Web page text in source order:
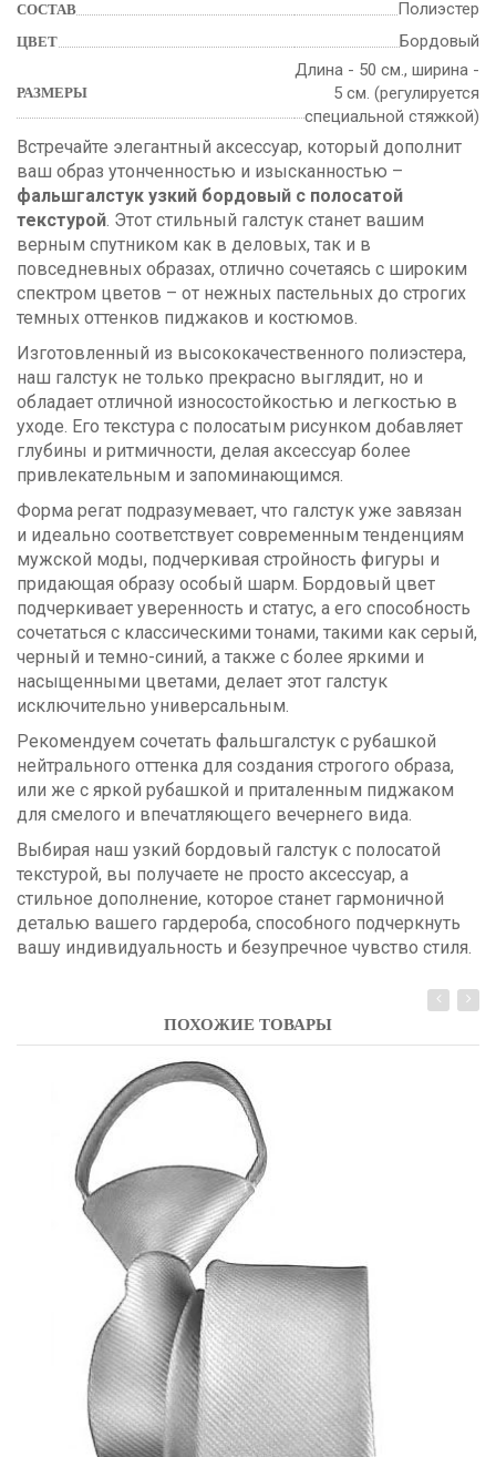
СОСТАВ Полиэстер
ЦВЕТ Бордовый
РАЗМЕРЫ
Длина - 50 см., ширина -
5 см. (регулируется
специальной стяжкой)
Встречайте элегантный аксессуар, который дополнит
ваш образ утонченностью и изысканностью –
фальшгалстук узкий бордовый с полосатой
текстурой. Этот стильный галстук станет вашим
верным спутником как в деловых, так и в
повседневных образах, отлично сочетаясь с широким
спектром цветов – от нежных пастельных до строгих
темных оттенков пиджаков и костюмов.
Изготовленный из высококачественного полиэстера,
наш галстук не только прекрасно выглядит, но и
обладает отличной износостойкостью и легкостью в
уходе. Его текстура с полосатым рисунком добавляет
глубины и ритмичности, делая аксессуар более
привлекательным и запоминающимся.
Форма регат подразумевает, что галстук уже завязан
и идеально соответствует современным тенденциям
мужской моды, подчеркивая стройность фигуры и
придающая образу особый шарм. Бордовый цвет
подчеркивает уверенность и статус, а его способность
сочетаться с классическими тонами, такими как серый,
черный и темно-синий, а также с более яркими и
насыщенными цветами, делает этот галстук
исключительно универсальным.
Рекомендуем сочетать фальшгалстук с рубашкой
нейтрального оттенка для создания строгого образа,
или же с яркой рубашкой и приталенным пиджаком
для смелого и впечатляющего вечернего вида.
Выбирая наш узкий бордовый галстук с полосатой
текстурой, вы получаете не просто аксессуар, а
стильное дополнение, которое станет гармоничной
деталью вашего гардероба, способного подчеркнуть
вашу индивидуальность и безупречное чувство стиля.
ПОХОЖИЕ ТОВАРЫ